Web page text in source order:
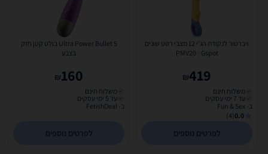
ויברטור לנקודת הג'י 12 מצבי רטט שונים
PMV20 - Gspot
419
₪
משלוח חינם
עד 7 ימי עסקים
ב- Fun & Sex
0.0
(4)
לפרטים נוספים
Ultra Power Bullet 5 בולט קטן חזק
בצבע
160
₪
משלוח חינם
עד 5 ימי עסקים
ב- FetishDeal
לפרטים נוספים